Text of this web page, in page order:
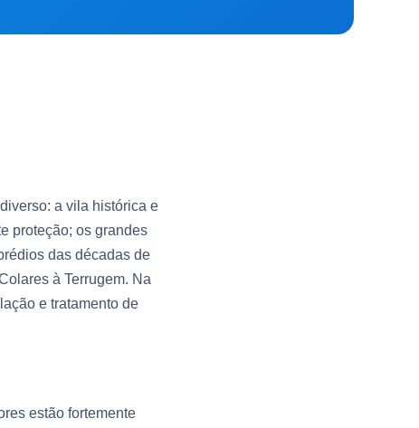
a vila histórica e
proteção; os grandes
das décadas de
à Terrugem. Na
e tratamento de
estão fortemente